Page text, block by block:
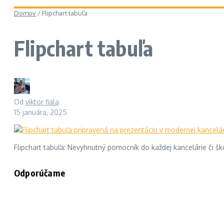
Domov / Flipchart tabuľa
Flipchart tabuľa
Od viktor fiala
15 januára, 2025
Flipchart tabuľa: Nevyhnutný pomocník do každej kancelárie či
Odporúčame